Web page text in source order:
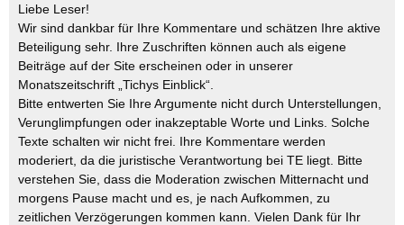
Liebe Leser!
Wir sind dankbar für Ihre Kommentare und schätzen Ihre aktive
Beteiligung sehr. Ihre Zuschriften können auch als eigene
Beiträge auf der Site erscheinen oder in unserer
Monatszeitschrift „Tichys Einblick“.
Bitte entwerten Sie Ihre Argumente nicht durch Unterstellungen,
Verunglimpfungen oder inakzeptable Worte und Links. Solche
Texte schalten wir nicht frei. Ihre Kommentare werden
moderiert, da die juristische Verantwortung bei TE liegt. Bitte
verstehen Sie, dass die Moderation zwischen Mitternacht und
morgens Pause macht und es, je nach Aufkommen, zu
zeitlichen Verzögerungen kommen kann. Vielen Dank für Ihr